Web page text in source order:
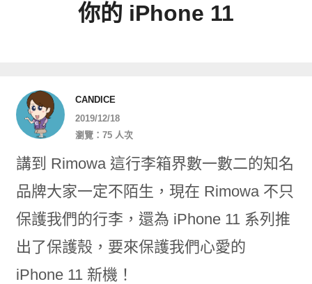
你的 iPhone 11
CANDICE
2019/12/18
瀏覽：75 人次
講到 Rimowa 這行李箱界數一數二的知名
品牌大家一定不陌生，現在 Rimowa 不只
保護我們的行李，還為 iPhone 11 系列推
出了保護殼，要來保護我們心愛的
iPhone 11 新機！